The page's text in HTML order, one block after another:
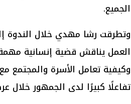
الجميع.
وتطرقت رشا مهدي خلال الندوة
العمل يناقش قضية إنسانية
وكيفية تعامل الأسرة
تفاعلًا كبيرًا لدى الجمهور خلال